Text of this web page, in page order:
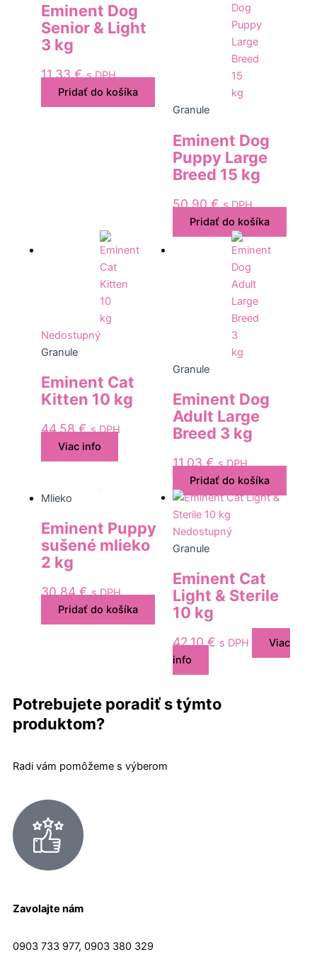
Eminent Dog
Senior & Light
3 kg
11,33€ s DPH
Pridať do košíka
Granule
Eminent Dog
Puppy Large
Breed 15 kg
50,90€ s DPH
Pridať do košíka
Nedostupný
Granule
Eminent Cat
Kitten 10 kg
44,58€ s DPH
Viac info
Granule
Eminent Dog
Adult Large
Breed 3 kg
11,03€ s DPH
Pridať do košíka
Mlieko
Eminent Puppy
sušené mlieko
2 kg
30,84€ s DPH
Pridať do košíka
Nedostupný
Granule
Eminent Cat
Light & Sterile
10 kg
42,10€ s DPH
Viac
info
Potrebujete poradiť s týmto
produktom?
Radi vám pomôžeme s výberom
Zavolajte nám
0903 733 977, 0903 380 329